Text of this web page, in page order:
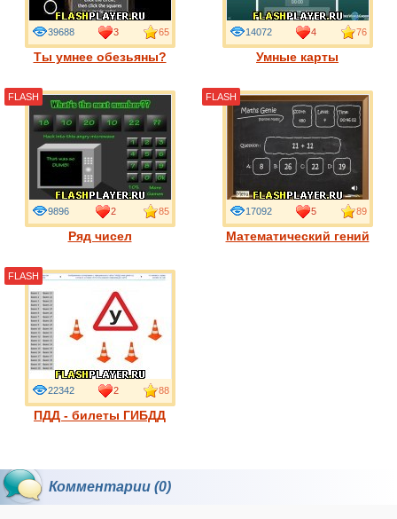
Ты умнее обезьяны?
39688 3 65
Умные карты
14072 4 76
Ряд чисел
9896 2 85
FLASH
Математический гений
17092 5 89
FLASH
ПДД - билеты ГИБДД
22342 2 88
FLASH
Комментарии (0)